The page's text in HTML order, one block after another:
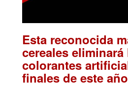
Esta reconocida
cereales eliminará
colorantes
finales de este año